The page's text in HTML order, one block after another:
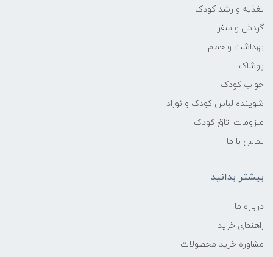
تغذیه و رشد کودک
گردش و سفر
بهداشت و حمام
پوشاک
خواب کودک
شوینده لباس کودک و نوزاد
ملزومات اتاق کودک
تماس با ما
بیشتر بدانید
درباره ما
راهنمای خرید
مشاوره خرید محصولات